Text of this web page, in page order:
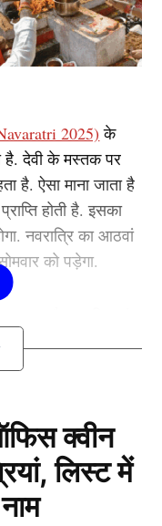
2025) के
है. देवी के मस्तक पर
है. ऐसा माना जाता है
होती है. इसका
नवरात्रि का आठवां
को पड़ेगा.
आगे जानते हैं पूजा
क्वीन
लिस्ट में